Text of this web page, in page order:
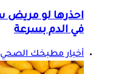
في الدم بسرعة
أخبار مطبخك الصحي